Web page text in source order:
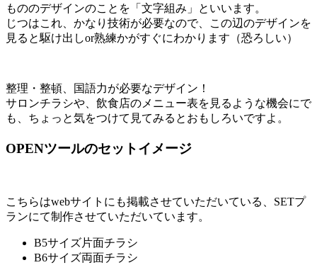
もののデザインのことを「文字組み」といいます。
じつはこれ、かなり技術が必要なので、この辺のデザインを
見ると駆け出しor熟練かがすぐにわかります（恐ろしい）
整理・整頓、国語力が必要なデザイン！
サロンチラシや、飲食店のメニュー表を見るような機会にで
も、ちょっと気をつけて見てみるとおもしろいですよ。
OPENツールのセットイメージ
こちらはwebサイトにも掲載させていただいている、SETプ
ランにて制作させていただいています。
B5サイズ片面チラシ
B6サイズ両面チラシ